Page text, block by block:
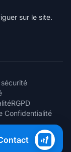
sur le site.
RGPD
Confidentialité